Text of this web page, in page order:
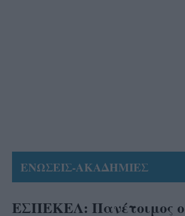
ΕΝΩΣΕΙΣ-ΑΚΑΔΗΜΙΕΣ
ΕΣΠΕΚΕΛ: Πανέτοιμος ο